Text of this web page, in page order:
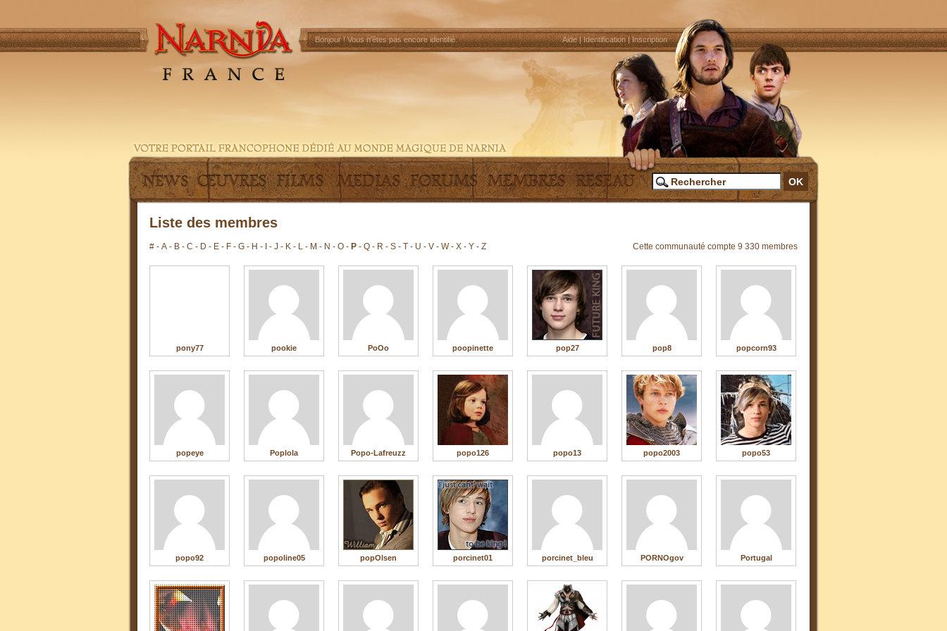
Bonjour !Vous n'êtes pas encore identifié. Aide|Identification|Inscription
Liste des membres
# - A - B - C - D - E - F - G - H - - J - K - L - M - N - O - P - Q - R - S - T - U - V - W- X - Y - Z Cette communauté compte 9 330 membres
pony77 pookie PoOo poopinette pop27 pop8 popcorn93
popeye Poplola Popo-Lafreuzz popo126 popo13 popo2003 popo53
popo92 popoline05 popOlsen porcinet01 porcinet_bleu PORNOgov Portugal